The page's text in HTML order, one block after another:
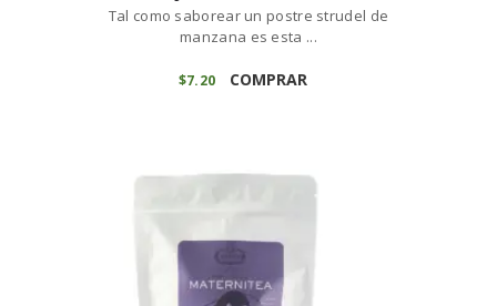
Tal como saborear un postre strudel de
manzana es esta ...
$7 20 COMPRAR